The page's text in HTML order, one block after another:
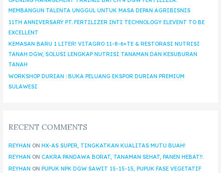
MEMBANGUN TALENTA UNGGUL UNTUK MASA DEPAN AGRIBISNIS
11TH ANNIVERSARY PT. FERTILIZER INTI TECHNOLOGY ELEVENT TO BE
EXCELLENT
KEMASAN BARU 1 LITER! VITAGRO 11-8-6+TE & RESTORASI NUTRISI
TANAH DGW, SOLUSI LENGKAP NUTRISI TANAMAN DAN KESUBURAN
TANAH
WORKSHOP DURIAN : BUKA PELUANG EKSPOR DURIAN PREMIUM
SULAWESI
RECENT COMMENTS
REYHAN ON HX-AS SUPER, TINGKATKAN KUALITAS MUTU BUAH!
REYHAN ON CAKRA PANDAWA BORAT, TANAMAN SEHAT, PANEN HEBAT!!
REYHAN ON PUPUK NPK DGW SAWIT 15-15-15, PUPUK FASE VEGETATIF